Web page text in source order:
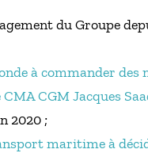
du Groupe
à commander des
CMA CGM Jacques
2020 ;
maritime à